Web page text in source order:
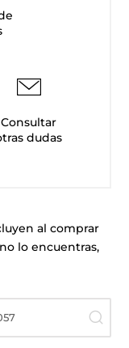
Consultar
dudas
al comprar
lo encuentras,